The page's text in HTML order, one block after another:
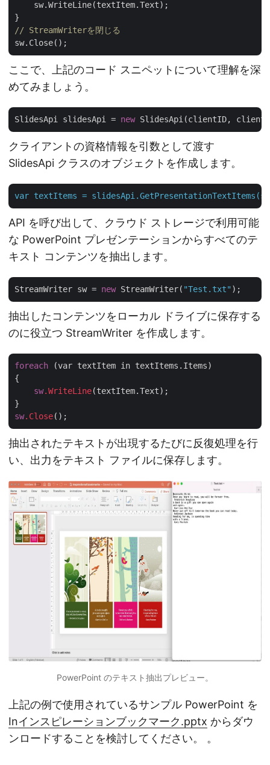
    sw.WriteLine(textItem.Text);
// StreamWriterを閉じる
ここで、上記のコード スニペットについて理解を深
めてみましょう。
SlidesApi slidesApi = new
クライアントの資格情報を引数として渡す
SlidesApi クラスのオブジェクトを作成します。
var textItems =
API を呼び出して、クラウド ストレージで利用可能
な PowerPoint プレゼンテーションからすべてのテ
キスト コンテンツを抽出します。
StreamWriter sw = new StreamWriter( "Test.txt"
抽出したコンテンツをローカル ドライブに保存する
のに役立つ StreamWriter を作成します。
foreach (var textItem in textItems.Items)
{
sw.WriteLine(textItem.Text);
sw.Close
抽出されたテキストが出現するたびに反復処理を行
い、出力をテキスト ファイルに保存します。
PowerPoint のテキスト抽出プレビュー。
上記の例で使用されているサンプル PowerPoint を
Inインスピレーションブックマーク.pptx からダウ
ンロードすることを検討してください。 。